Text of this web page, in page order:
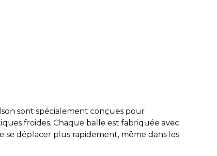
sont spécialement conçues pour
froides. Chaque balle est fabriquée avec
déplacer plus rapidement, même dans les